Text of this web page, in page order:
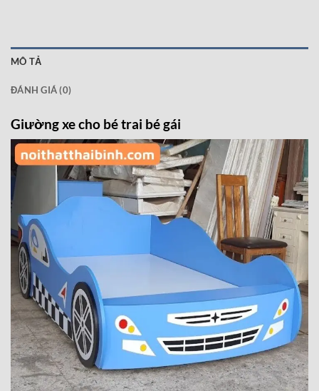
MÔ TẢ
ĐÁNH GIÁ (0)
Giường xe cho bé trai bé gái